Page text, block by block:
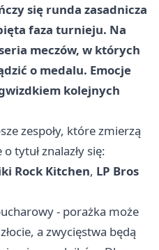
się runda zasadnicza
faza turnieju. Na
meczów, w których
o medalu. Emocje
kolejnych
zespoły, które zmierzą
tytuł znalazły się:
Rock Kitchen, LP Bros
- porażka może
a zwycięstwa będą